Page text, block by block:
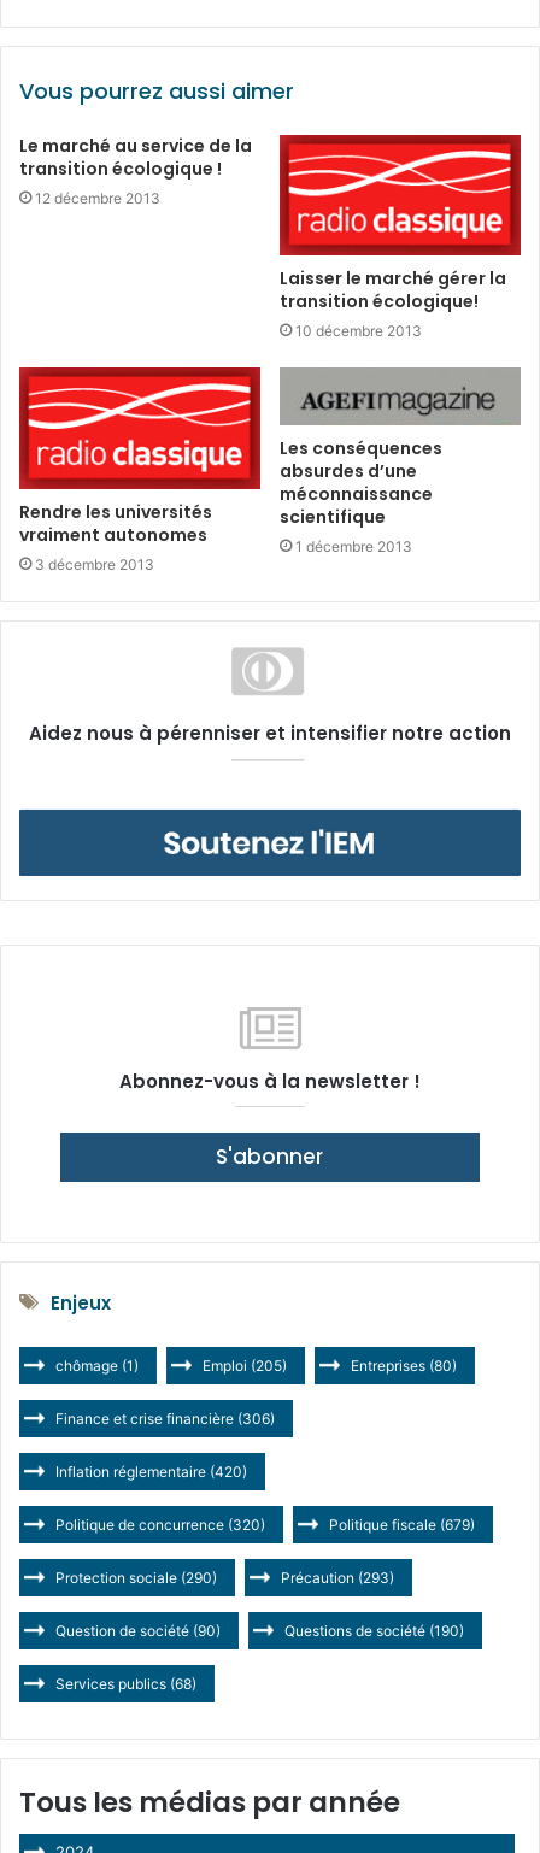
Vous pourrez aussi aimer
Le marché au service de la
transition écologique !
12 décembre 2013
Laisser le marché gérer la
transition écologique!
10 décembre 2013
Rendre les universités
vraiment autonomes
3 décembre 2013
Les conséquences
absurdes d’une
méconnaissance
scientifique
1 décembre 2013
Aidez nous à pérenniser et intensifier notre action
Abonnez-vous à la newsletter !
S'abonner
Enjeux
chômage (1) Emploi (205) Entreprises (80)
Finance et crise financière (306)
Inflation réglementaire (420)
Politique de concurrence (320) Politique fiscale (679)
Protection sociale (290) Précaution (293)
Question de société (90) Questions de société (190)
Services publics (68)
Tous les médias par année